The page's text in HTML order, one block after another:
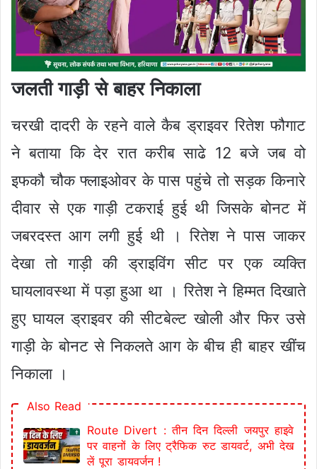
जलती गाड़ी से बाहर निकाला
चरखी दादरी के रहने वाले कैब ड्राइवर रितेश फौगाट
ने बताया कि देर रात करीब साढे 12 बजे जब वो
इफकौ चौक फ्लाइओवर के पास पहुंचे तो सड़क किनारे
दीवार से एक गाड़ी टकराई हुई थी जिसके बोनट में
जबरदस्त आग लगी हुई थी । रितेश ने पास जाकर
देखा तो गाड़ी की ड्राइविंग सीट पर एक व्यक्ति
घायलावस्था में पड़ा हुआ था । रितेश ने हिम्मत दिखाते
हुए घायल ड्राइवर की सीटबेल्ट खोली और फिर उसे
गाड़ी के बोनट से निकलते आग के बीच ही बाहर खींच
निकाला ।
Also Read
Route Divert : तीन दिन दिल्ली जयपुर हाइवे
पर वाहनों के लिए ट्रैफिक रुट डायवर्ट, अभी देख
लें पूरा डायवर्जन !